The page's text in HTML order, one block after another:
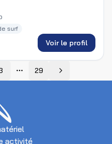
surf
Voir le profil
Plus de pages
29
activité